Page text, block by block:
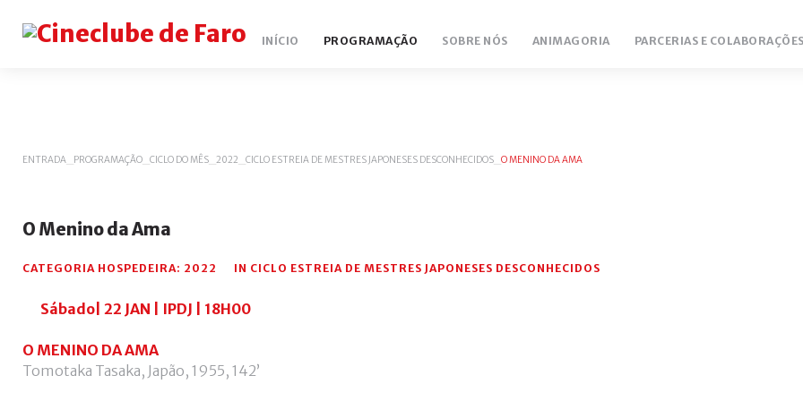
INÍCIO PROGRAMAÇÃO SOBRE NÓS ANIMAGORIA PARCERIAS E COLABORAÇÕES
ENTRADA PROGRAMAÇÃO CICLO DO MÊS 2022 CICLO ESTREIA DE MESTRES JAPONESES DESCONHECIDOS O MENINO DA AMA
O MeninodaAma
CATEGORIA HOSPEDEIRA: 2022 IN CICLO ESTREIA DE MESTRES JAPONESES DESCONHECIDOS
Sábado| 22 JAN | IPDJ | 18H00
O MENINO DA AMA
Tomotaka Tasaka, Japão, 1955, 142’